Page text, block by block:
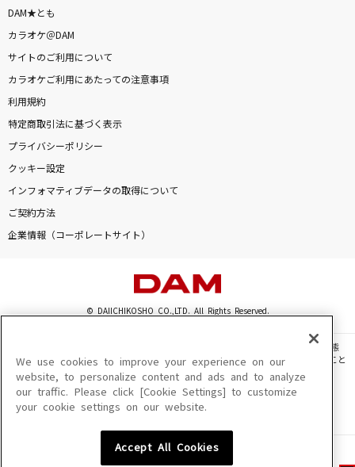
DAM★とも
カラオケ＠DAM
サイトのご利用について
カラオケご利用にあたっての注意事項
利用規約
特定商取引法に基づく表示
プライバシーポリシー
クッキー設定
インフォマティブデータの取得について
ご契約方法
企業情報（コーポレートサイト）
© DAIICHIKOSHO CO.,LTD. All Rights Reserved.
このサイトに掲載されている一切の文章・画像・写真・動画・音声等を、手段や形態
を問わず、著作権法の定める範囲を超えて無断で複製、転載、ファイル化などすること
を禁じます。
楽曲及びコンテンツは、機種によりご利用いただけない場合があります。
楽曲及びコンテンツの配信日、配信内容が変更になる場合があります。
We use cookies to improve your experience on our
website, to personalize content and ads and to analyze
our traffic. Please click [Cookie Settings] to customize
your cookie settings on our website.
Accept All Cookies